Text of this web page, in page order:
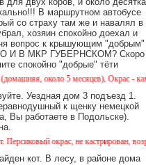
В маршрутном автобусе
со страху там же и навалял в
хозяин спокойно доехал и
вопрос к крышующим "добрым"
И В МКР ГУБЕРНСКОМ? Скоро
спокойно "добрые" тёти
около 5 месяцев). Окрас -
Уездная дом 3 подъезд 1.
к щенку немецкой
Вы работаете в Подольске).
окрас, не кастрирован,
кот. В лесу, в районе дома